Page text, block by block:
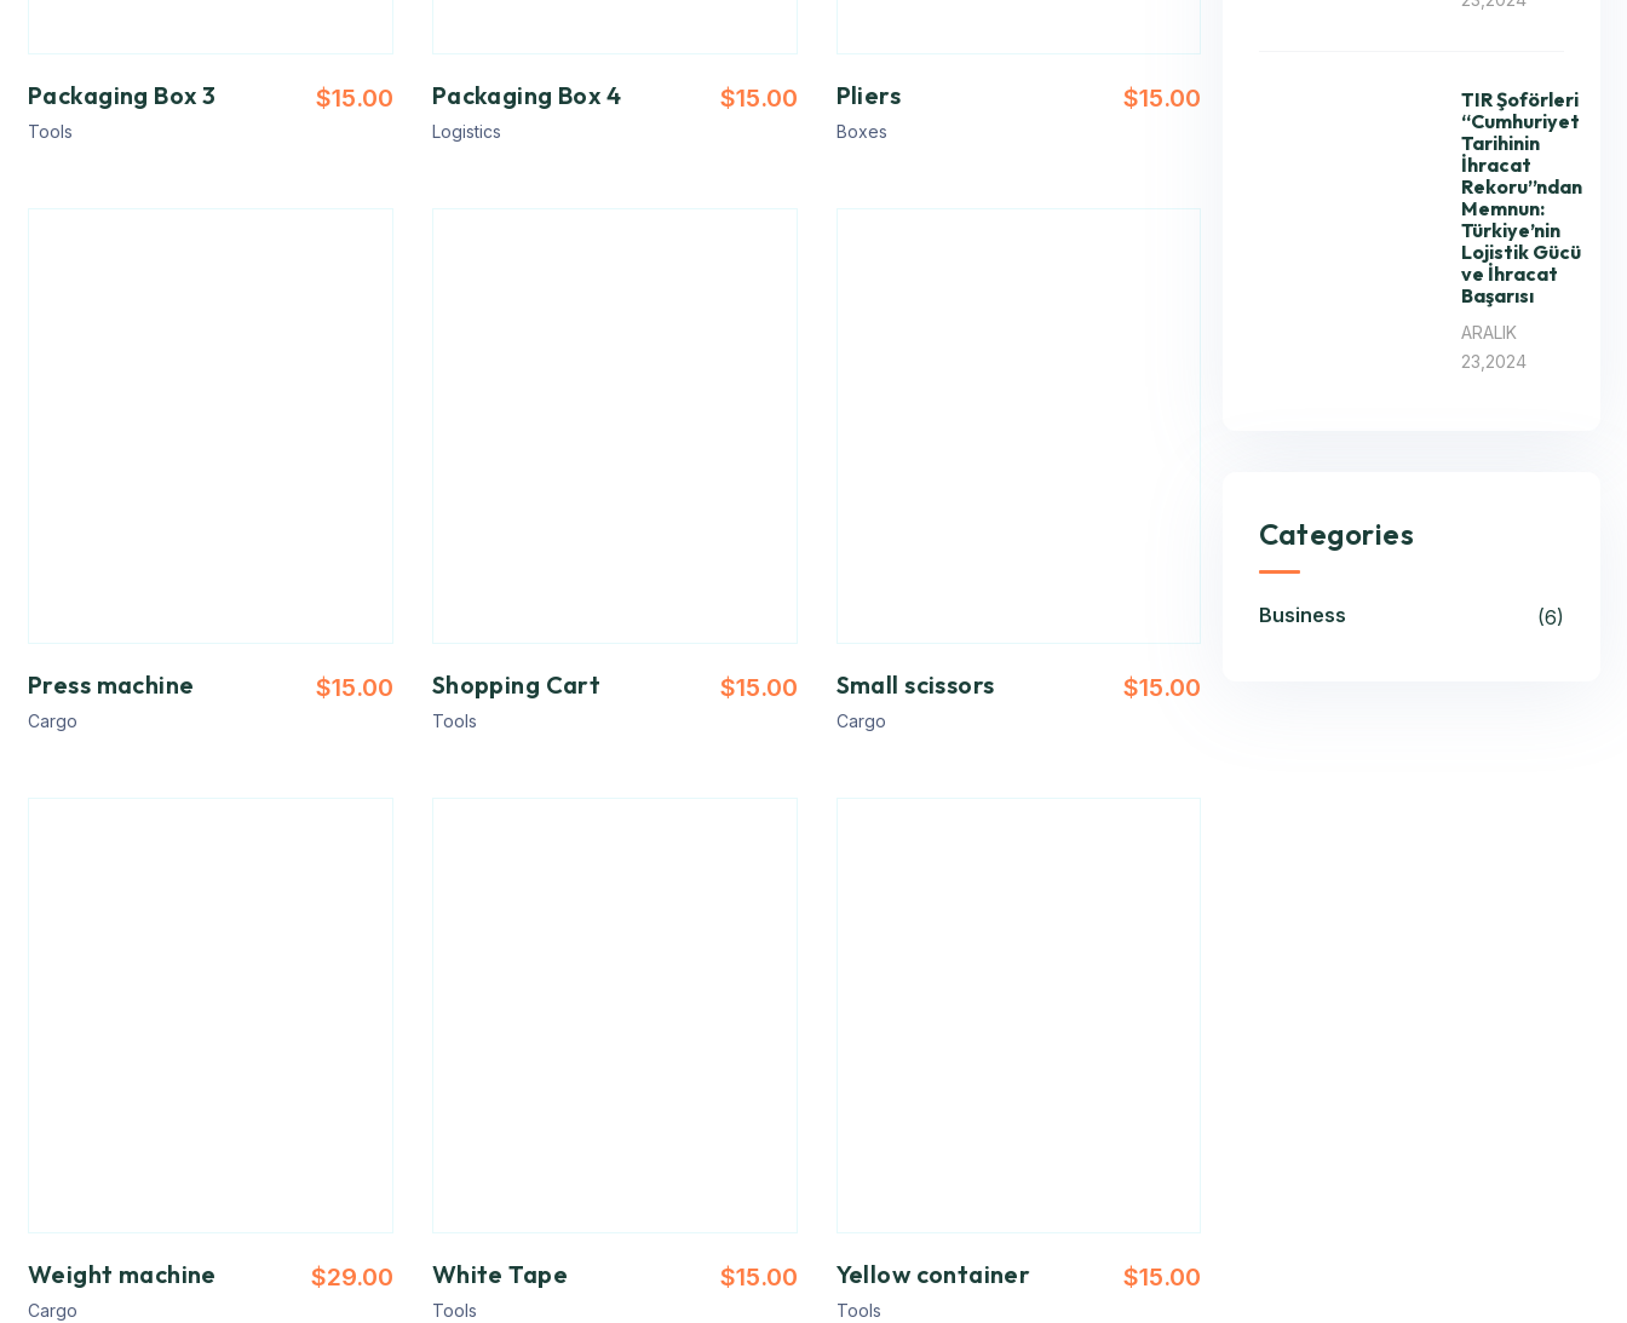
Packaging Box 3
Tools
$15.00 Packaging Box 4
Logistics
$15.00 Pliers
Boxes
$15.00
Press machine
Cargo
$15.00 Shopping Cart
Tools
$15.00 Small scissors
Cargo
$15.00
Weight machine
Cargo
$29.00 White Tape
Tools
$15.00 Yellow container
Tools
$15.00
TIR Şoförleri
“Cumhuriyet
Tarihinin
İhracat
Rekoru”ndan
Memnun:
Türkiye’nin
Lojistik Gücü
ve İhracat
Başarısı
ARALIK
23,2024
Categories
Business (6)